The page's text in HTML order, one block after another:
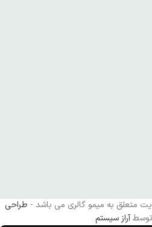
متعلق به میمو گالری می باشد - طراحی
توسطآراز سیستم